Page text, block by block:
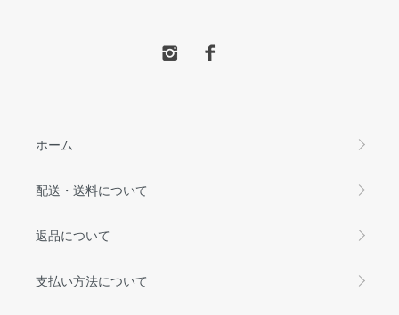
ホーム
配送・送料について
返品について
支払い方法について